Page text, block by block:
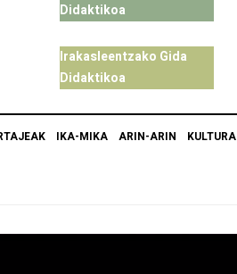
Didaktikoa
Irakasleentzako Gida
Didaktikoa
IKA-MIKA ARIN-ARIN KULTURA